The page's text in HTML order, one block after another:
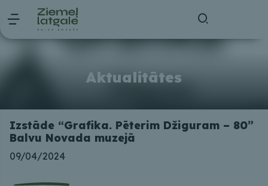
Aktualitātes
Izstāde “Grafika. Pēterim Džiguram – 80”
Balvu Novada muzejā
09/04/2024